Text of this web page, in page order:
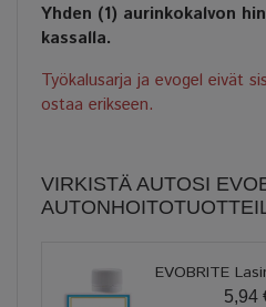
Yhden (1) aurinkokalvon
kassalla.
Työkalusarja ja evogel eivät
ostaa erikseen.
VIRKISTÄ AUTOSI
EVOBRITE
5,94